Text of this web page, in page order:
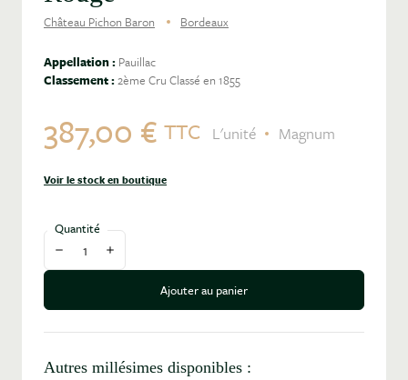
Château Pichon Baron Bordeaux
Appellation : Pauillac
Classement :2ème Cru Classé en 1855
387,00 € TTC L'unité Magnum
Voir le stock en boutique
Quantité
Diminuer la quantité
Augmenter la quantité
Ajouter au panier
Autres millésimes disponibles :